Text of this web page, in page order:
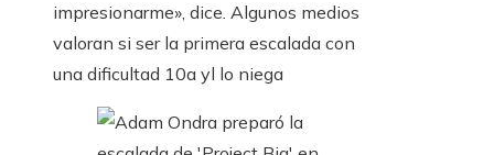
impresionarme», dice. Algunos medios
valoran si ser la primera escalada con
una dificultad 10a yl lo niega